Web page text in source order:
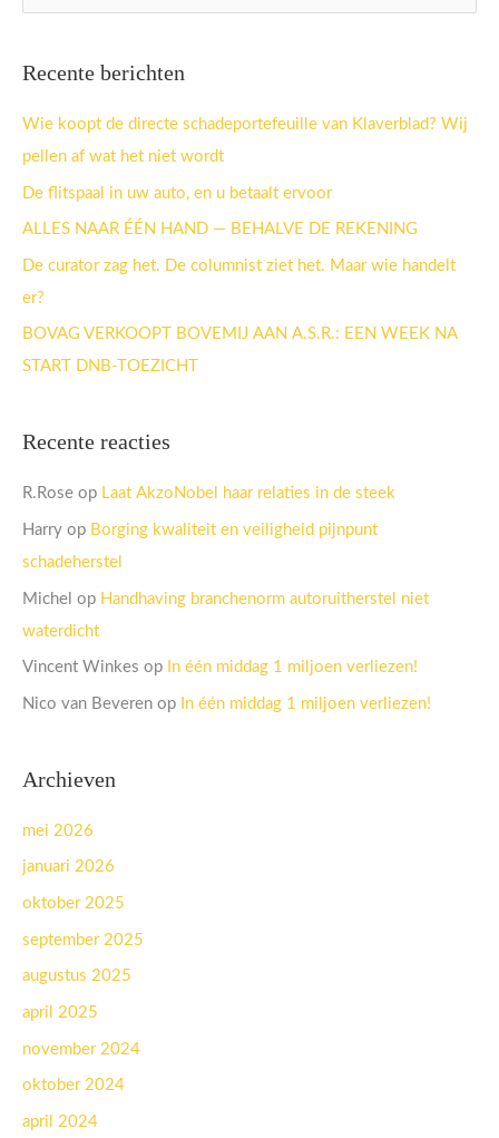
n
a
a
r
Recente berichten
Wie koopt de directe schadeportefeuille van Klaverblad? Wij
pellen af wat het niet wordt
De flitspaal in uw auto, en u betaalt ervoor
ALLES NAAR ÉÉN HAND — BEHALVE DE REKENING
De curator zag het. De columnist ziet het. Maar wie handelt
er?
BOVAG VERKOOPT BOVEMIJ AAN A.S.R.: EEN WEEK NA
START DNB-TOEZICHT
Recente reacties
R.Rose op Laat AkzoNobel haar relaties in de steek
Harry op Borging kwaliteit en veiligheid pijnpunt
schadeherstel
Michel op Handhaving branchenorm autoruitherstel niet
waterdicht
Vincent Winkes op In één middag 1 miljoen verliezen!
Nico van Beveren op In één middag 1 miljoen verliezen!
Archieven
mei 2026
januari 2026
oktober 2025
september 2025
augustus 2025
april 2025
november 2024
oktober 2024
april 2024